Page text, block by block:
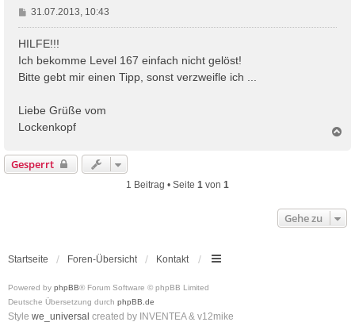
B
e
i
r
a
31.07.2013, 10:43
HILFE!!!
Ich bekomme Level 167 einfach nicht gelöst!
Bitte gebt mir einen Tipp, sonst verzweifle ich ...
Liebe Grüße vom
Lockenkopf
e
Gesperrt
1 Beitrag • Seite 1 von 1
Gehe zu
Startseite Foren-Übersicht Kontakt
Powered by phpBB® Forum Software © phpBB Limited
Deutsche Übersetzung durch phpBB.de
Style we_universal created by INVENTEA & v12mike